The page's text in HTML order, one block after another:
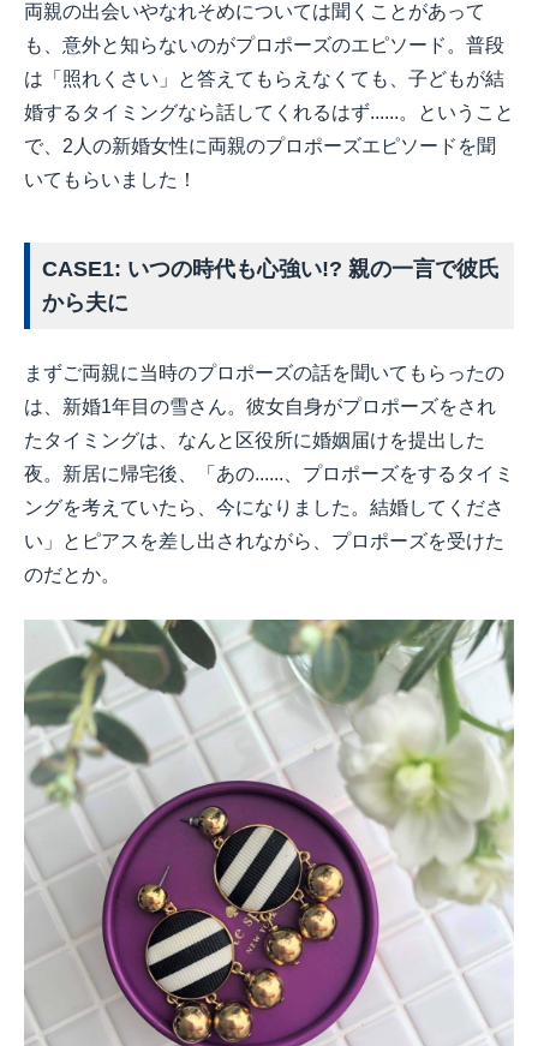
両親の出会いやなれそめについては聞くことがあって
も、意外と知らないのがプロポーズのエピソード。普段
は「照れくさい」と答えてもらえなくても、子どもが結
婚するタイミングなら話してくれるはず......。ということ
で、2人の新婚女性に両親のプロポーズエピソードを聞
いてもらいました！
CASE1: いつの時代も心強い!? 親の一言で彼氏
から夫に
まずご両親に当時のプロポーズの話を聞いてもらったの
は、新婚1年目の雪さん。彼女自身がプロポーズをされ
たタイミングは、なんと区役所に婚姻届けを提出した
夜。新居に帰宅後、「あの......、プロポーズをするタイミ
ングを考えていたら、今になりました。結婚してくださ
い」とピアスを差し出されながら、プロポーズを受けた
のだとか。